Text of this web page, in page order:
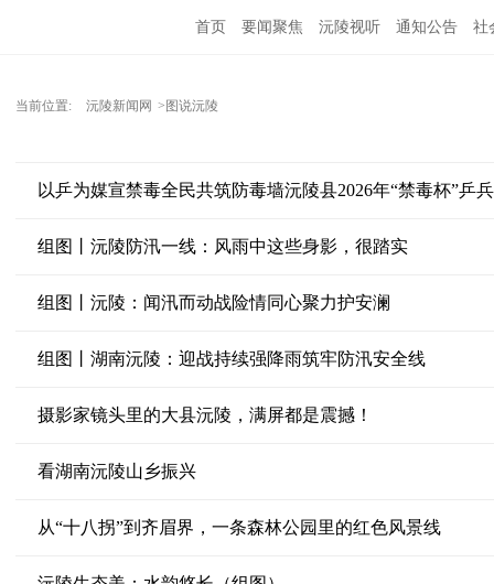
首页 要闻聚焦 沅陵视听 通知公告 社
当前位置: 沅陵新闻网 >图说沅陵
以乒为媒宣禁毒全民共筑防毒墙沅陵县2026年“禁毒杯”乒
组图丨沅陵防汛一线：风雨中这些身影，很踏实
组图丨沅陵：闻汛而动战险情同心聚力护安澜
组图丨湖南沅陵：迎战持续强降雨筑牢防汛安全线
摄影家镜头里的大县沅陵，满屏都是震撼！
看湖南沅陵山乡振兴
从“十八拐”到齐眉界，一条森林公园里的红色风景线